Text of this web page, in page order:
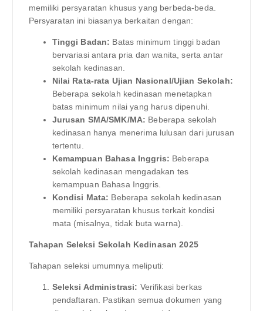
memiliki persyaratan khusus yang berbeda-beda.
Persyaratan ini biasanya berkaitan dengan:
Tinggi Badan: Batas minimum tinggi badan
bervariasi antara pria dan wanita, serta antar
sekolah kedinasan.
Nilai Rata-rata Ujian Nasional/Ujian Sekolah:
Beberapa sekolah kedinasan menetapkan
batas minimum nilai yang harus dipenuhi.
Jurusan SMA/SMK/MA: Beberapa sekolah
kedinasan hanya menerima lulusan dari jurusan
tertentu.
Kemampuan Bahasa Inggris: Beberapa
sekolah kedinasan mengadakan tes
kemampuan Bahasa Inggris.
Kondisi Mata: Beberapa sekolah kedinasan
memiliki persyaratan khusus terkait kondisi
mata (misalnya, tidak buta warna).
Tahapan Seleksi Sekolah Kedinasan 2025
Tahapan seleksi umumnya meliputi:
Seleksi Administrasi: Verifikasi berkas
pendaftaran. Pastikan semua dokumen yang